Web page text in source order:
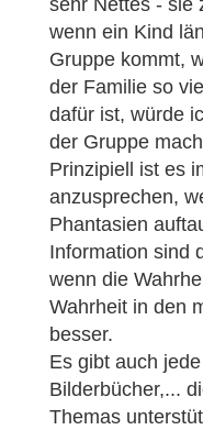
sehr Nettes - sie
wenn ein Kind
Gruppe kommt,
der Familie so
dafür ist, würde
der Gruppe
Prinzipiell ist es
anzusprechen,
Phantasien
Information sind
wenn die
Wahrheit in den
besser.
Es gibt auch
Bilderbücher,...
Themas